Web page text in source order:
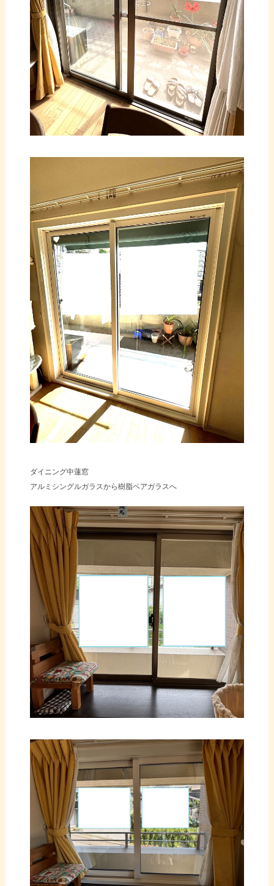
ダイニング中蓮窓
アルミシングルガラスから樹脂ペアガラスへ